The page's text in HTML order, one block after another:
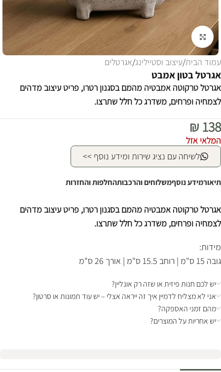
לחצו להגדלה
עמוד הבית/עיצוב וסטיילינג/אגרטלים
אגרטל בטון אמבט
אגרטל טרקוטה אמבטיה מהמם בסגנון רטרו, פריט עיצוב מדהים
לצמחיה ופרחים, משדרג כל חלל שתרצו.
₪ 138
המלאי אזל
לשיחה עם נציג שירות ומידע נוסף >>
תיאורמידע נוסףמשלוחים והרכבותהחלפות והחזרות
אגרטל טרקוטה אמבטיה מהמם בסגנון רטרו, פריט עיצוב מדהים
לצמחיה ופרחים, משדרג כל חלל שתרצו.
מידות:
גובה 15 ס"מ | רוחב 15.5 ס"מ | אורך 26 ס"מ
יש לכם חנות פיזית או שזה רק אונליין?
אני לא מצליח לדמיין איך זה ייראה אצלי – יש עוד תמונות או סרטון?
מהם זמני האספקה?
יש אחריות על המוצרים?